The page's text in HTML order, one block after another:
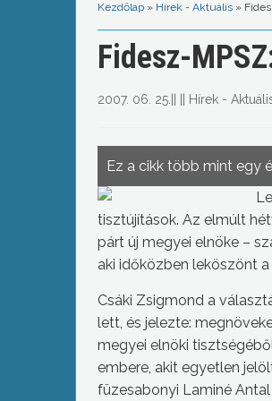
Kezdőlap » Hírek - Aktuális »
Fidesz-
2007. 06. 25. Hírek -
Ez a cikk több mint egy
tisztújítások. Az elmúlt
párt új megyei elnöke –
aki időközben leköszönt
Csáki Zsigmond a
lett, és jelezte:
megyei elnöki
embere, akit egyetlen
füzesabonyi Laminé